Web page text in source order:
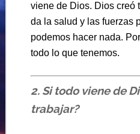
viene de Dios. Dios creó
da la salud y las fuerzas
podemos hacer nada.
todo lo que tenemos.
2. Si todo viene de
trabajar?